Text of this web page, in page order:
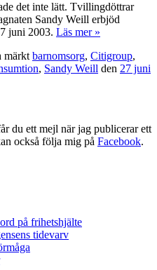
det inte lätt. Tvillingdöttrar
Sandy Weill erbjöd
juni 2003. Läs mer »
märkt barnomsorg, Citigroup,
, Sandy Weill den 27 juni
du ett mejl när jag publicerar ett
också följa mig på Facebook.
på frihetshjälte
tidevarv